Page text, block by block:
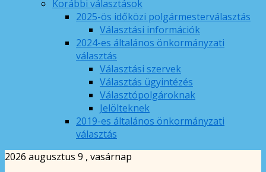
Korábbi választások
2025-ös időközi polgármesterválasztás
Választási információk
2024-es általános önkormányzati
választás
Választási szervek
Választás ügyintézés
Választópolgároknak
Jelölteknek
2019-es általános önkormányzati
választás
2026 augusztus 9 , vasárnap